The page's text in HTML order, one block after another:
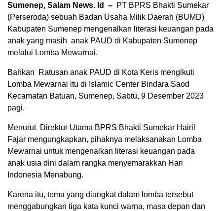
Sumenep, Salam News. Id – PT BPRS Bhakti Sumekar
(Perseroda) sebuah Badan Usaha Milik Daerah (BUMD)
Kabupaten Sumenep mengenalkan literasi keuangan pada
anak yang masih anak PAUD di Kabupaten Sumenep
melalui Lomba Mewarnai.
Bahkan Ratusan anak PAUD di Kota Keris mengikuti
Lomba Mewarnai itu di Islamic Center Bindara Saod
Kecamatan Batuan, Sumenep, Sabtu, 9 Desember 2023
pagi.
Menurut Direktur Utama BPRS Bhakti Sumekar Hairil
Fajar mengungkapkan, pihaknya melaksanakan Lomba
Mewarnai untuk mengenalkan literasi keuangan pada
anak usia dini dalam rangka menyemarakkan Hari
Indonesia Menabung.
Karena itu, tema yang diangkat dalam lomba tersebut
menggabungkan tiga kata kunci warna, masa depan dan